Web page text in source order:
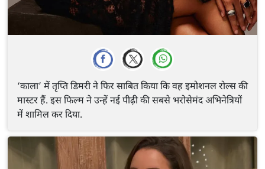
‘काला’ में तृप्ति डिमरी ने फिर साबित किया कि वह इमोशनल रोल्स की
मास्टर हैं. इस फिल्म ने उन्हें नई पीढ़ी की सबसे भरोसेमंद अभिनेत्रियों
में शामिल कर दिया.